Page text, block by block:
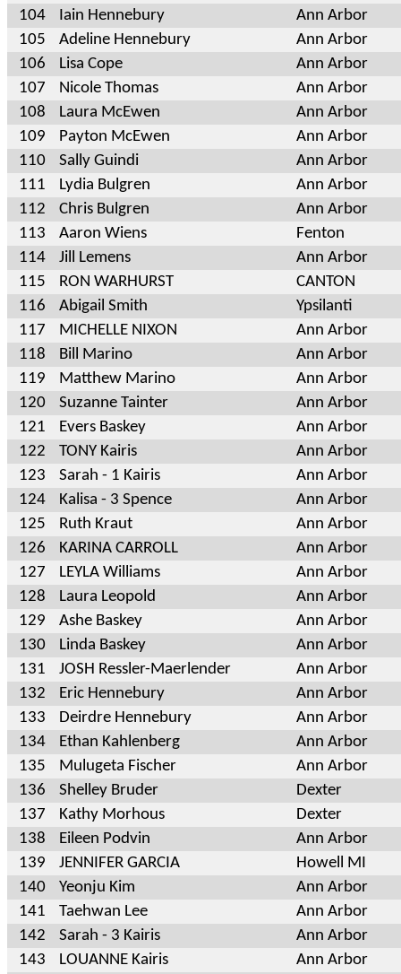
104 Iain Hennebury
Ann Arbor
105
Adeline Hennebury
Ann Arbor
106
Lisa Cope
Ann Arbor
107
Nicole Thomas
Ann Arbor
108
Laura McEwen
Ann Arbor
109
Payton McEwen
Ann Arbor
110
Sally Guindi
Ann Arbor
111
Lydia Bulgren
Ann Arbor
112
Chris Bulgren
Ann Arbor
113
Aaron Wiens
Fenton
114
Jill Lemens
Ann Arbor
115
RON WARHURST
CANTON
116
Abigail Smith
Ypsilanti
117
MICHELLE NIXON
Ann Arbor
118
Bill Marino
Ann Arbor
119
Matthew Marino
Ann Arbor
120
Suzanne Tainter
Ann Arbor
121
Evers Baskey
Ann Arbor
122
TONY Kairis
Ann Arbor
123
Sarah - 1 Kairis
Ann Arbor
124
Kalisa - 3 Spence
Ann Arbor
125
Ruth Kraut
Ann Arbor
126
KARINA CARROLL
Ann Arbor
127
LEYLA Williams
Ann Arbor
128
Laura Leopold
Ann Arbor
129
Ashe Baskey
Ann Arbor
130
Linda Baskey
Ann Arbor
131
JOSH Ressler-Maerlender
Ann Arbor
132
Eric Hennebury
Ann Arbor
133
Deirdre Hennebury
Ann Arbor
134
Ethan Kahlenberg
Ann Arbor
135
Mulugeta Fischer
Ann Arbor
136
Shelley Bruder
Dexter
137
Kathy Morhous
Dexter
138
Eileen Podvin
Ann Arbor
139
JENNIFER GARCIA
Howell MI
140
Yeonju Kim
Ann Arbor
141
Taehwan Lee
Ann Arbor
142
Sarah - 3 Kairis
Ann Arbor
143
LOUANNE Kairis
Ann Arbor